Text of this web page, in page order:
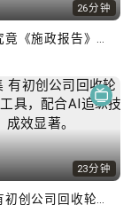
26分钟
23分钟
第847集 有初创公司回收轮軚研发驱虫工具，配合AI追纵技术，成效显著。